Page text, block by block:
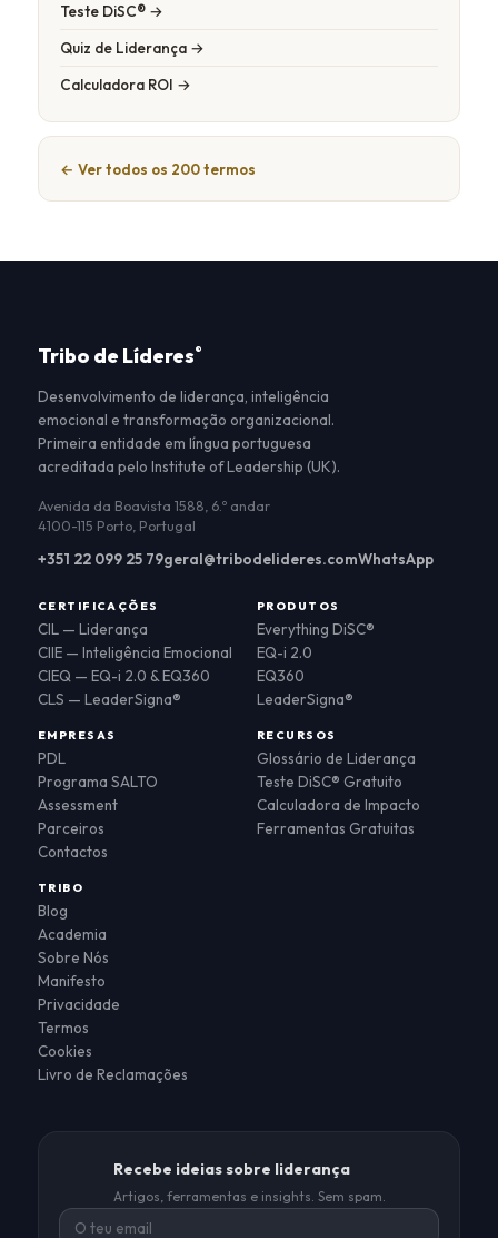
Teste DiSC® →
Quiz de Liderança →
Calculadora ROI →
← Ver todos os 200 termos
Tribo de Líderes®
Desenvolvimento de liderança, inteligência
emocional e transformação organizacional.
Primeira entidade em língua portuguesa
acreditada pelo Institute of Leadership (UK).
Avenida da Boavista 1588, 6.º andar
4100-115 Porto, Portugal
+351 22 099 25 79geral@tribodelideres.comWhatsApp
CERTIFICAÇÕES
CIL — Liderança
CIIE — Inteligência Emocional
CIEQ — EQ-i 2.0 & EQ360
CLS — LeaderSigna®
PRODUTOS
Everything DiSC®
EQ-i 2.0
EQ360
LeaderSigna®
EMPRESAS
PDL
Programa SALTO
Assessment
Parceiros
Contactos
RECURSOS
Glossário de Liderança
Teste DiSC® Gratuito
Calculadora de Impacto
Ferramentas Gratuitas
TRIBO
Blog
Academia
Sobre Nós
Manifesto
Privacidade
Termos
Cookies
Livro de Reclamações
Recebe ideias sobre liderança
Artigos, ferramentas e insights. Sem spam.